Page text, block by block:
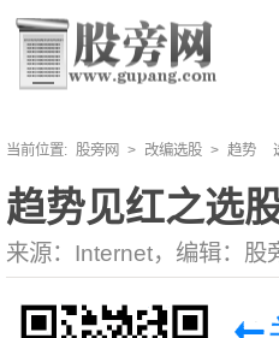
当前位置: 股旁网 > 改编选股 > 趋势
趋势见红之选
来源：Internet，编辑：股